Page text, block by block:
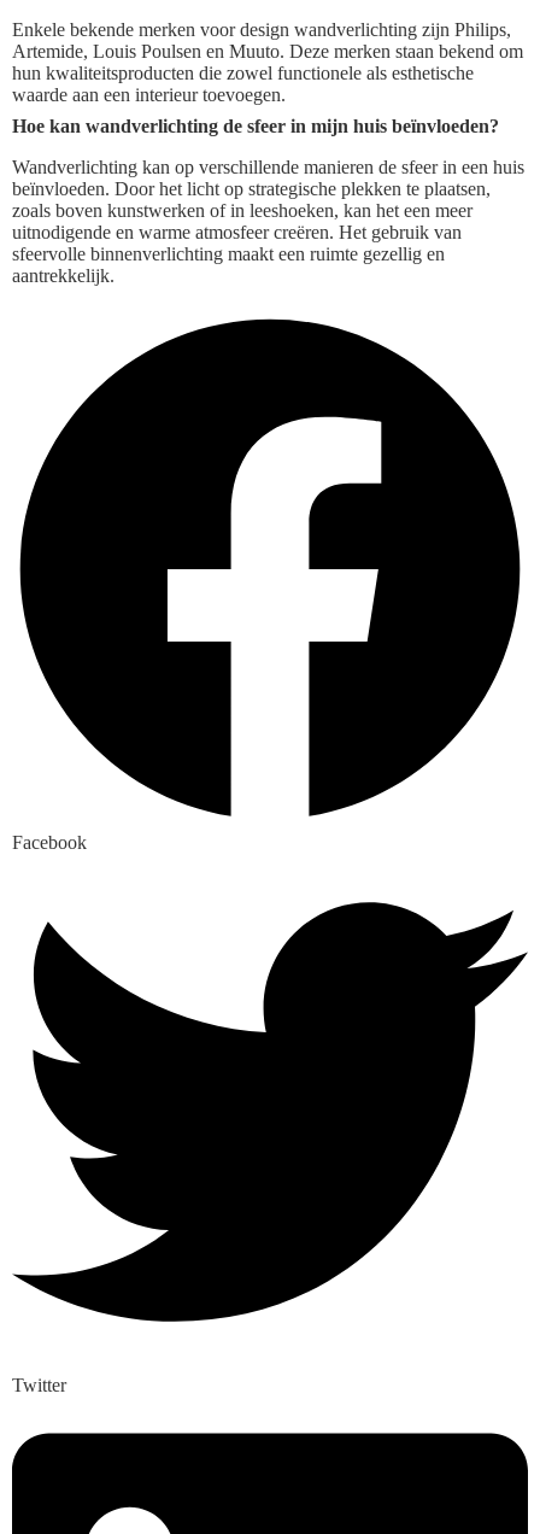
Enkele bekende merken voor design wandverlichting zijn Philips,
Artemide, Louis Poulsen en Muuto. Deze merken staan bekend om
hun kwaliteitsproducten die zowel functionele als esthetische
waarde aan een interieur toevoegen.
Hoe kan wandverlichting de sfeer in mijn huis beïnvloeden?
Wandverlichting kan op verschillende manieren de sfeer in een huis
beïnvloeden. Door het licht op strategische plekken te plaatsen,
zoals boven kunstwerken of in leeshoeken, kan het een meer
uitnodigende en warme atmosfeer creëren. Het gebruik van
sfeervolle binnenverlichting maakt een ruimte gezellig en
aantrekkelijk.
Facebook
Twitter